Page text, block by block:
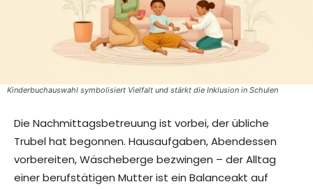
Kinderbuchauswahl symbolisiert Vielfalt und stärkt die Inklusion in Schulen
Die Nachmittagsbetreuung ist vorbei, der übliche
Trubel hat begonnen. Hausaufgaben, Abendessen
vorbereiten, Wäscheberge bezwingen – der Alltag
einer berufstätigen Mutter ist ein Balanceakt auf